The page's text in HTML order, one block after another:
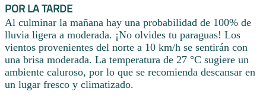
POR LA TARDE
Al culminar la mañana hay una probabilidad de 100% de
lluvia ligera a moderada. ¡No olvides tu paraguas! Los
vientos provenientes del norte a 10 km/h se sentirán con
una brisa moderada. La temperatura de 27 °C sugiere un
ambiente caluroso, por lo que se recomienda descansar en
un lugar fresco y climatizado.